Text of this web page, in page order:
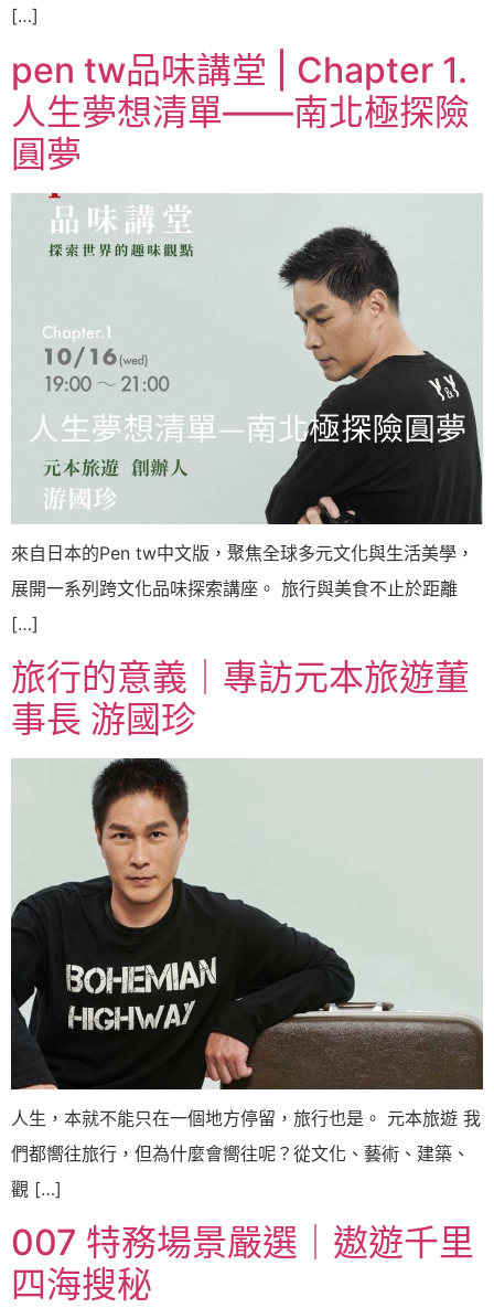
[…]
pen tw品味講堂 | Chapter 1.
人生夢想清單——南北極探險
圓夢
來自日本的Pen tw中文版，聚焦全球多元文化與生活美學，
展開一系列跨文化品味探索講座。 旅行與美食不止於距離
[…]
旅行的意義｜專訪元本旅遊董
事長 游國珍
人生，本就不能只在一個地方停留，旅行也是。 元本旅遊 我
們都嚮往旅行，但為什麼會嚮往呢？從文化、藝術、建築、
觀 […]
007 特務場景嚴選｜遨遊千里
四海搜秘